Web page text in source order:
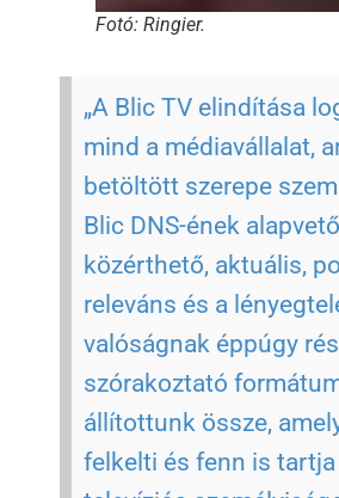
Fotó: Ringier.
„A Blic TV elindítása
mind a médiavállalat,
betöltött szerepe
Blic DNS-ének
közérthető, aktuális,
releváns és a
valóságnak éppúgy
szórakoztató
állítottunk össze,
felkelti és fenn is